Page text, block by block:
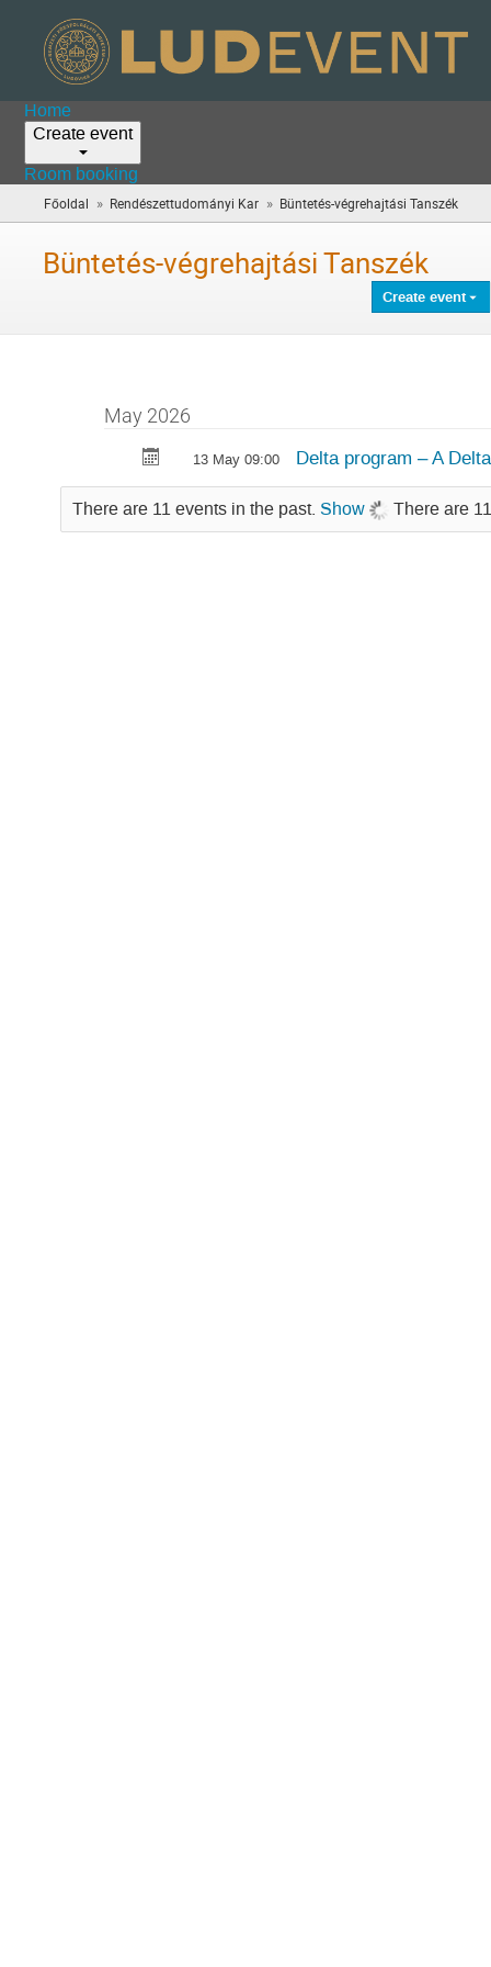
Home
Create event
Room booking
Főoldal » Rendészettudományi Kar » Büntetés-végrehajtási Tanszék
are
Büntetés-végrehajtási Tanszék
Create event
May 2026
13 May 09:00 Delta program – A
There are 11 events in the past. Show There are